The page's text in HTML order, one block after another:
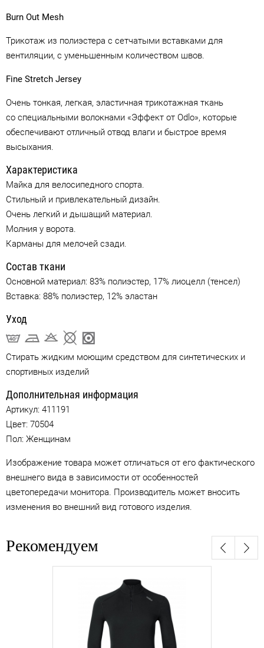
Burn Out Mesh
Трикотаж из полиэстера с сетчатыми вставками для
вентиляции, с уменьшенным количеством швов.
Fine Stretch Jersey
Очень тонкая, легкая, эластичная трикотажная ткань
со специальными волокнами «Эффект от Odlo», которые
обеспечивают отличный отвод влаги и быстрое время
высыхания.
Характеристика
Майка для велосипедного спорта.
Стильный и привлекательный дизайн.
Очень легкий и дышащий материал.
Молния у ворота.
Карманы для мелочей сзади.
Состав ткани
Основной материал: 83% полиэстер, 17% лиоцелл (тенсел)
Вставка: 88% полиэстер, 12% эластан
Уход
Стирать жидким моющим средством для синтетических и
спортивных изделий
Дополнительная информация
Артикул: 411191
Цвет: 70504
Пол: Женщинам
Изображение товара может отличаться от его фактического
внешнего вида в зависимости от особенностей
цветопередачи монитора. Производитель может вносить
изменения во внешний вид готового изделия.
Рекомендуем